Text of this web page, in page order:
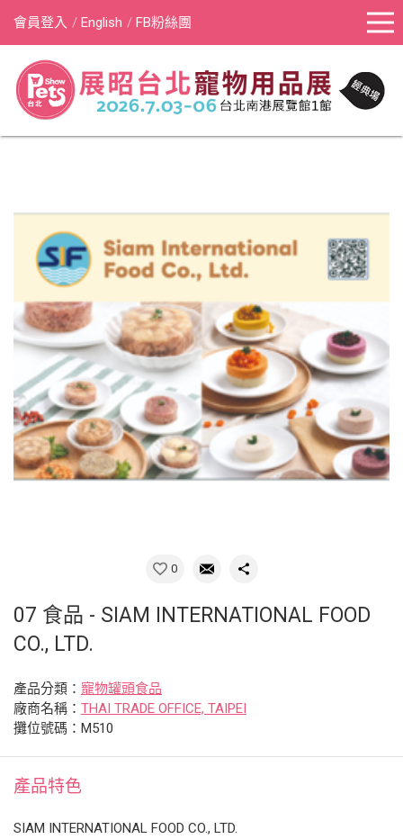
會員登入 English FB粉絲團
0
07 食品 - SIAM INTERNATIONAL FOOD
CO., LTD.
產品分類： 寵物罐頭食品
廠商名稱： THAI TRADE OFFICE, TAIPEI
攤位號碼：M510
產品特色
SIAM INTERNATIONAL FOOD CO., LTD.